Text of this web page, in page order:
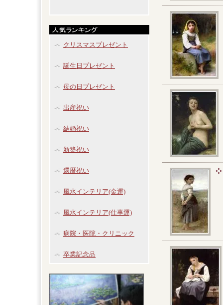
クリスマスプレゼント
誕生日プレゼント
母の日プレゼント
出産祝い
結婚祝い
新築祝い
還暦祝い
風水インテリア(金運)
風水インテリア(仕事運)
病院・医院・クリニック
卒業記念品